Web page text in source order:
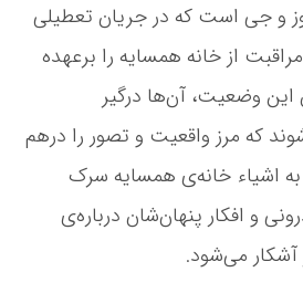
ف
ش
ر
ی
د
ر
خ
و جی است که در جریان تعطیلی
از خانه همسایه را برعهده
این وضعیت، آن‌ها درگیر
که مرز واقعیت و تصور را درهم
اشیاء خانه‌ی همسایه سرک
و افکار پنهان‌شان درباره‌ی
آشکار می‌شود.